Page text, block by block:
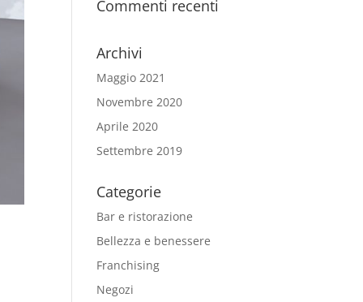
Commenti recenti
Archivi
Maggio 2021
Novembre 2020
Aprile 2020
Settembre 2019
Categorie
Bar e ristorazione
Bellezza e benessere
Franchising
Negozi